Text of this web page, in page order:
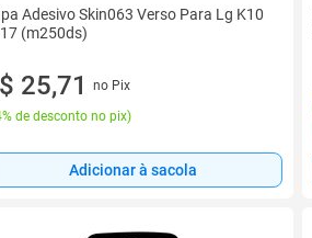
Adesivo Skin063 Verso Para Lg K10
(m250ds)
25,71
no Pix
de desconto no pix)
Adicionar à sacola